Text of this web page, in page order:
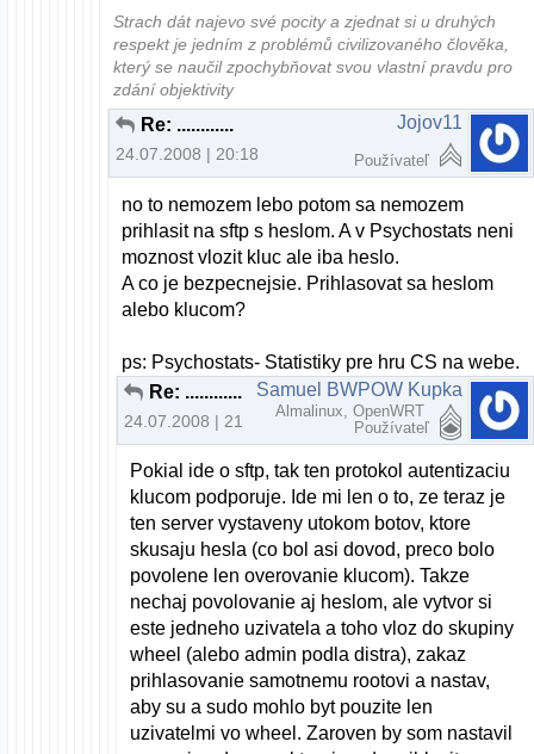
Strach dát najevo své pocity a zjednat si u druhých
respekt je jedním z problémů civilizovaného člověka,
který se naučil zpochybňovat svou vlastní pravdu pro
zdání objektivity
Re: ............
24.07.2008 | 20:18
Jojov11
Používateľ
no to nemozem lebo potom sa nemozem
prihlasit na sftp s heslom. A v Psychostats neni
moznost vlozit kluc ale iba heslo.
A co je bezpecnejsie. Prihlasovat sa heslom
alebo klucom?
ps: Psychostats- Statistiky pre hru CS na webe.
Re: ............
24.07.2008 | 21:01
Samuel BWPOW Kupka
Almalinux, OpenWRT
Používateľ
Pokial ide o sftp, tak ten protokol autentizaciu
klucom podporuje. Ide mi len o to, ze teraz je
ten server vystaveny utokom botov, ktore
skusaju hesla (co bol asi dovod, preco bolo
povolene len overovanie klucom). Takze
nechaj povolovanie aj heslom, ale vytvor si
este jedneho uzivatela a toho vloz do skupiny
wheel (alebo admin podla distra), zakaz
prihlasovanie samotnemu rootovi a nastav,
aby su a sudo mohlo byt pouzite len
uzivatelmi vo wheel. Zaroven by som nastavil